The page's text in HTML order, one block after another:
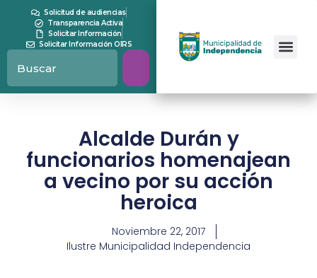
Solicitud de audiencias
Transparencia Activa
Solicitar Información
Solicitar Información OIRS
Alcalde Durán y
funcionarios homenajean
a vecino por su acción
heroica
Noviembre 22, 2017
Ilustre Municipalidad Independencia